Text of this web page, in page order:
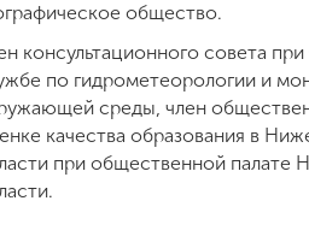
общество.
консультационного совета
по гидрометеорологии и
среды, член
качества образования в
при общественной палате